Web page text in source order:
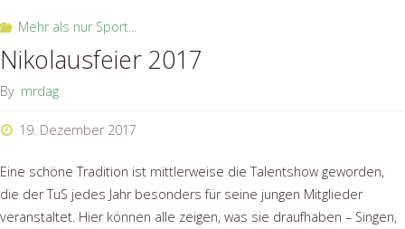
Anzeiger"
Mehr als nur Sport...
Nikolausfeier 2017
By mrdag
19. Dezember 2017
Eine schöne Tradition ist mittlerweise die Talentshow geworden,
die der TuS jedes Jahr besonders für seine jungen Mitglieder
veranstaltet. Hier können alle zeigen, was sie draufhaben – Singen,